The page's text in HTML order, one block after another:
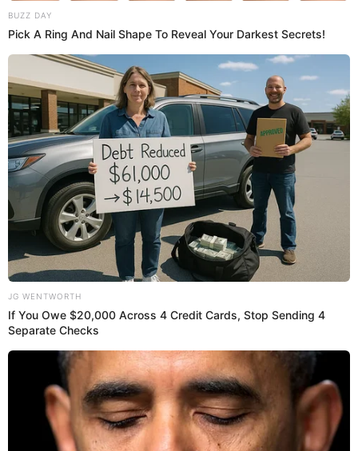
Foto: Yape
¿Cómo puedo rastrear mi pedido en
Yape Tienda?
Para rastrear un pedido en Yape Tienda, ingresa a la app y